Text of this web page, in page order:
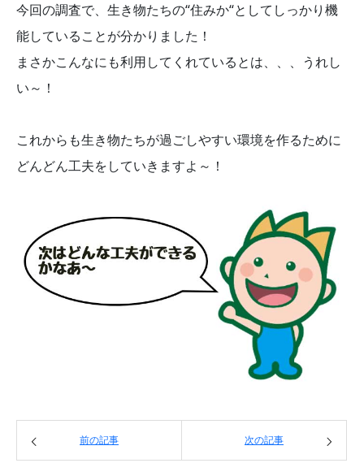
今回の調査で、生き物たちの“住みか“としてしっかり機
能していることが分かりました！
まさかこんなにも利用してくれているとは、、、うれし
い～！
これからも生き物たちが過ごしやすい環境を作るために
どんどん工夫をしていきますよ～！
前の記事 次の記事